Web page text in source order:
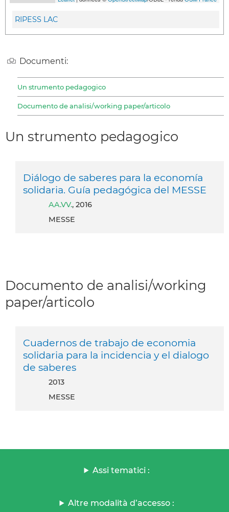
RIPESS LAC
Documenti:
Un strumento pedagogico
Documento de analisi/working paper/articolo
Un strumento pedagogico
Diálogo de saberes para la economía
solidaria. Guía pedagógica del MESSE
AA.VV., 2016
MESSE
Documento de analisi/working
paper/articolo
Cuadernos de trabajo de economia
solidaria para la incidencia y el dialogo
de saberes
2013
MESSE
Assi tematici :
Altre modalità d’accesso :